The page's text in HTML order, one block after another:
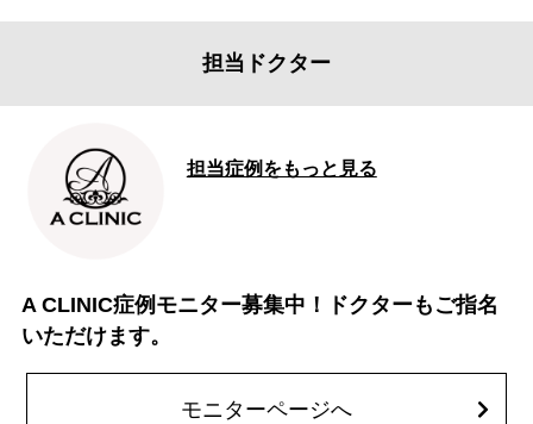
担当ドクター
担当症例をもっと見る
A CLINIC症例モニター募集中！ドクターもご指名
いただけます。
モニターページへ